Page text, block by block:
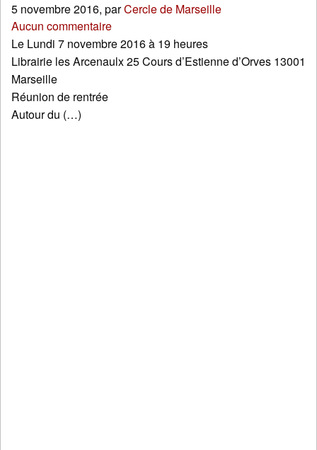
5 novembre 2016, parCercle de Marseille
Aucun commentaire
Le Lundi 7 novembre 2016 à 19 heures
Librairie les Arcenaulx 25 Cours d’Estienne d’Orves 13001
Marseille
Réunion de rentrée
Autour du (…)